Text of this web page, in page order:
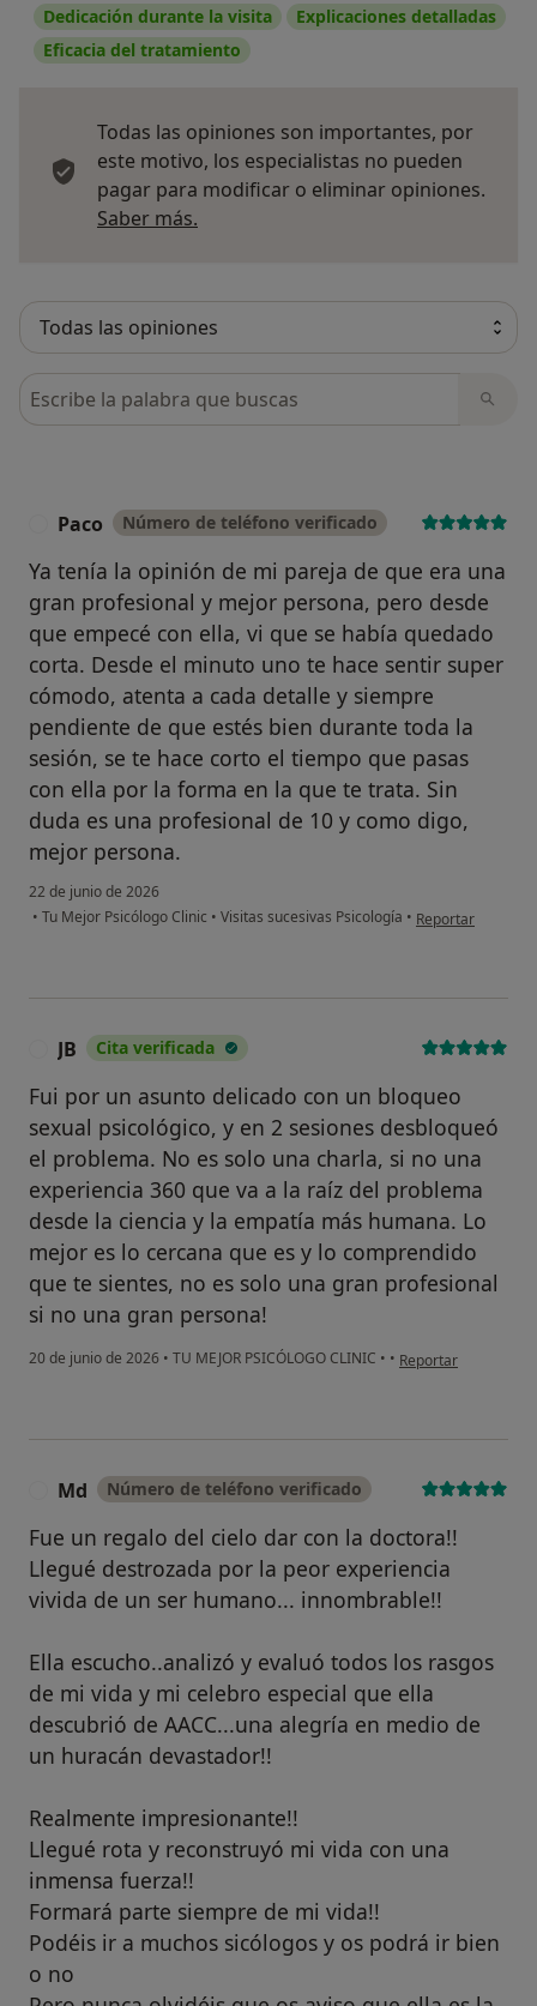
Dedicación durante la visita
Explicaciones detalladas
Eficacia del tratamiento
Todas las opiniones son importantes, por
este motivo, los especialistas no pueden
pagar para modificar o eliminar opiniones.
Saber más.
Busca en opiniones
Paco Número de teléfono verificado
Ya tenía la opinión de mi pareja de que era una
gran profesional y mejor persona, pero desde
que empecé con ella, vi que se había quedado
corta. Desde el minuto uno te hace sentir super
cómodo, atenta a cada detalle y siempre
pendiente de que estés bien durante toda la
sesión, se te hace corto el tiempo que pasas
con ella por la forma en la que te trata. Sin
duda es una profesional de 10 y como digo,
mejor persona.
22 de junio de 2026
• Tu Mejor Psicólogo Clinic • Visitas sucesivas Psicología • en opinión del
Reportar
JB Cita verificada
Fui por un asunto delicado con un bloqueo
sexual psicológico, y en 2 sesiones desbloqueó
el problema. No es solo una charla, si no una
experiencia 360 que va a la raíz del problema
desde la ciencia y la empatía más humana. Lo
mejor es lo cercana que es y lo comprendido
que te sientes, no es solo una gran profesional
si no una gran persona!
20 de junio de 2026 • TU MEJOR PSICÓLOGO CLINIC • • en opinión del
Reportar
Md Número de teléfono verificado
Fue un regalo del cielo dar con la doctora!!
Llegué destrozada por la peor experiencia
vivida de un ser humano... innombrable!!
Ella escucho..analizó y evaluó todos los rasgos
de mi vida y mi celebro especial que ella
descubrió de AACC...una alegría en medio de
un huracán devastador!!
Realmente impresionante!!
Llegué rota y reconstruyó mi vida con una
inmensa fuerza!!
Formará parte siempre de mi vida!!
Podéis ir a muchos sicólogos y os podrá ir bien
o no